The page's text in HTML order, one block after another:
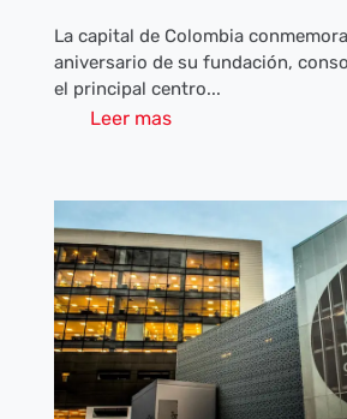
La capital de Colombia
aniversario de su fundación,
el principal centro...
Leer mas